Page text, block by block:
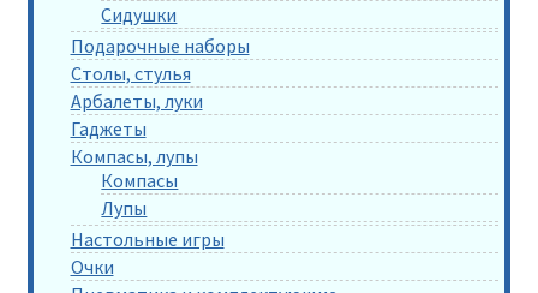
Сидушки
Подарочные наборы
Столы, стулья
Арбалеты, луки
Гаджеты
Компасы, лупы
Компасы
Лупы
Настольные игры
Очки